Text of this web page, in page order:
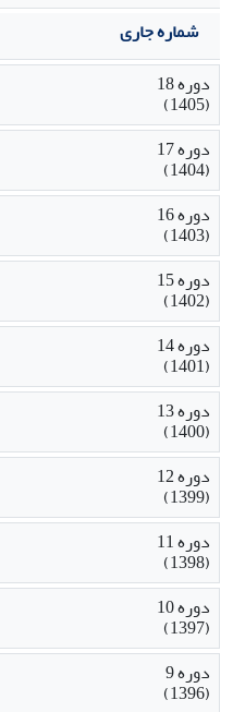
شماره جاری
دوره 18
(1405)
دوره 17
(1404)
دوره 16
(1403)
دوره 15
(1402)
دوره 14
(1401)
دوره 13
(1400)
دوره 12
(1399)
دوره 11
(1398)
دوره 10
(1397)
دوره 9
(1396)